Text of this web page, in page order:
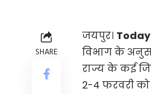
SHARE
जयपुर।
विभाग के
राज्य के कई
2-4 फरवरी